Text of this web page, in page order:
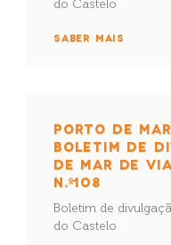
do Castelo
SABER MAIS
PORTO DE
BOLETIM DE
DE MAR DE
N.º108
Boletim de
do Castelo